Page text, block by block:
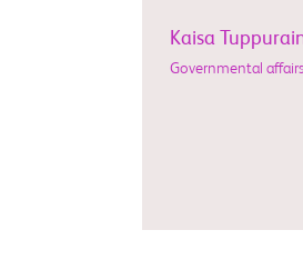
Kaisa
Governmental